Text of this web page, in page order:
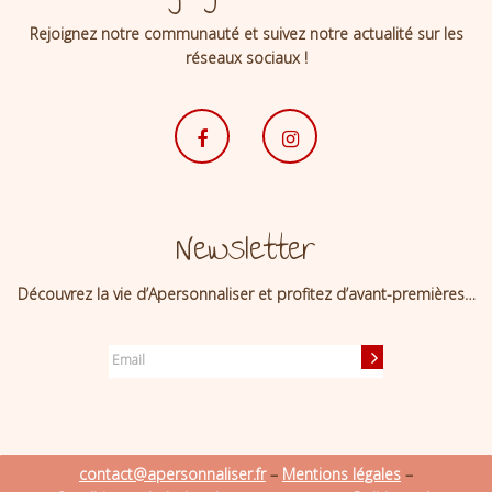
Rejoignez notre communauté et suivez notre actualité sur les
réseaux sociaux !
Newsletter
Découvrez la vie d’Apersonnaliser et profitez d’avant-premières…
contact@apersonnaliser.fr– Mentions légales –